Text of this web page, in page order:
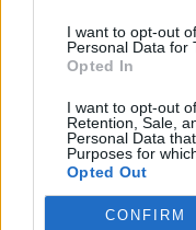
I want to opt-out
Personal Data for
Opted In
I want to opt-out
Retention, Sale,
Personal Data
Purposes for
Opted Out
CONFIRM
kütyü
KAPCSOLÓDÓ CIKKEK